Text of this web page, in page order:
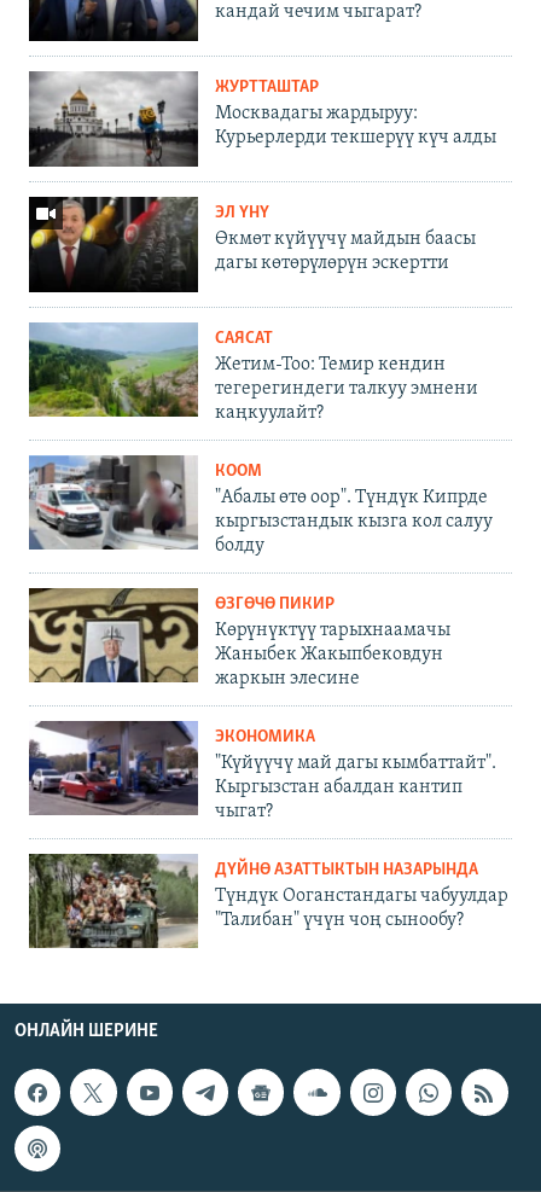
кандай чечим чыгарат?
ЖУРТТАШТАР
Москвадагы жардыруу:
Курьерлерди текшерүү күч алды
ЭЛ ҮНҮ
Өкмөт күйүүчү майдын баасы
дагы көтөрүлөрүн эскертти
САЯСАТ
Жетим-Тоо: Темир кендин
тегерегиндеги талкуу эмнени
каңкуулайт?
КООМ
"Абалы өтө оор". Түндүк Кипрде
кыргызстандык кызга кол салуу
болду
ӨЗГӨЧӨ ПИКИР
Көрүнүктүү тарыхнаамачы
Жаныбек Жакыпбековдун
жаркын элесине
ЭКОНОМИКА
"Күйүүчү май дагы кымбаттайт".
Кыргызстан абалдан кантип
чыгат?
ДҮЙНӨ АЗАТТЫКТЫН НАЗАРЫНДА
Түндүк Ооганстандагы чабуулдар
"Талибан" үчүн чоң сынообу?
ОНЛАЙН ШЕРИНЕ